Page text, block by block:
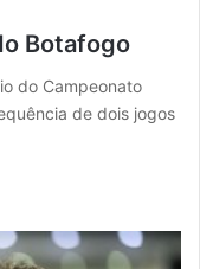
Botafogo
do Campeonato
de dois jogos